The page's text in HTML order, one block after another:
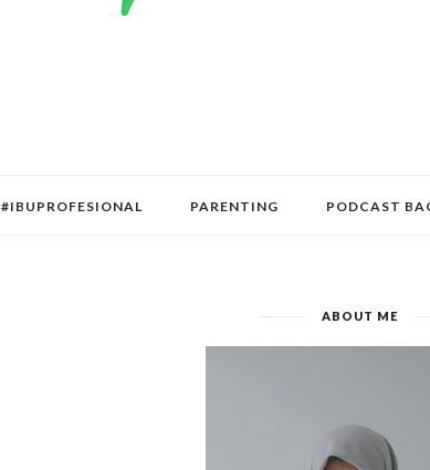
#IBUPROFESIONAL PARENTING PODCAST
ABOUT ME